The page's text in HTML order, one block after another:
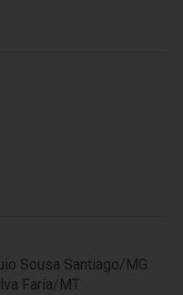
Sousa Santiago/MG
Faria/MT